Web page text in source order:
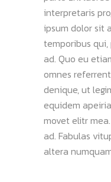
interpretaris
ipsum dolor sit
temporibus
ad. Quo eu
omnes
denique, ut
equidem
movet elitr
ad. Fabulas
altera